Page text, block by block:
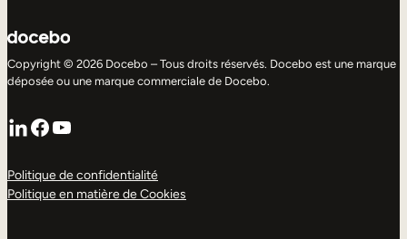
Copyright © 2026 Docebo – Tous droits réservés. Docebo est une marque
déposée ou une marque commerciale de Docebo.
LinkedIn
Facebook
YouTube
Politique de confidentialité
Politique en matière de Cookies